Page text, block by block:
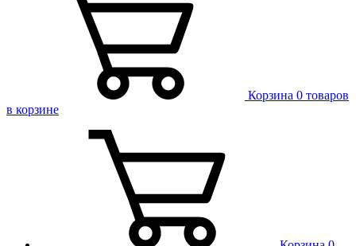
Корзина 0 товаров
в корзине